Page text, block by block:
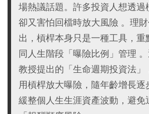
場熱議話題。許多投資人想透過
卻又害怕回檔時放大風險 。理
出，槓桿本身只是一種工具，重
同人生階段「曝險比例」管理
教授提出的「生命週期投資法」
用槓桿放大曝險，隨年齡增長
緩整個人生生涯資產波動，避免